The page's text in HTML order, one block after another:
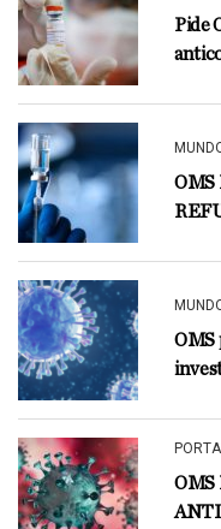
Pide
OMS
OMS
OMS